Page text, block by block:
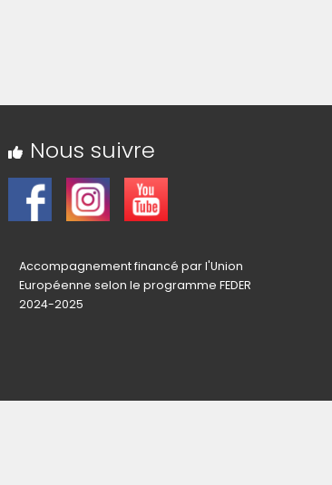
Nous suivre
Accompagnement financé par l'Union
Européenne selon le programme FEDER
2024-2025